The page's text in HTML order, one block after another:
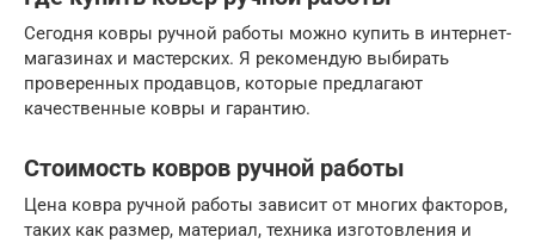
Сегодня ковры ручной работы можно купить в интернет-
магазинах и мастерских. Я рекомендую выбирать
проверенных продавцов, которые предлагают
качественные ковры и гарантию.
Стоимость ковров ручной работы
Цена ковра ручной работы зависит от многих факторов,
таких как размер, материал, техника изготовления и